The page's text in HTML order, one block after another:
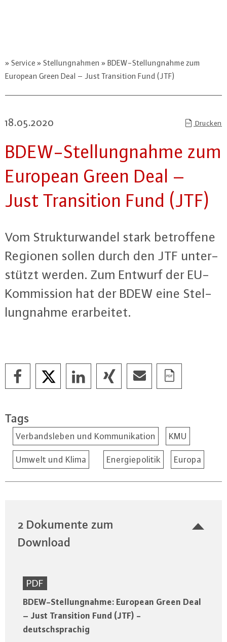
Service Stellungnahmen
BDEW-Stellungnahme zum
European Green Deal – Just Transition Fund (JTF)
18.05.2020 Drucken
BDEW-Stel­lung­nah­me zum
European Green Deal –
Just Tran­si­ti­on Fund (JTF)
Vom Struk­tur­wan­del stark be­trof­fe­ne
Regionen sollen durch den JTF un­ter­
stützt werden. Zum Entwurf der EU-
Kom­mis­si­on hat der BDEW eine Stel­
lung­nah­me er­ar­bei­tet.
Tags
Verbandsleben und Kommunikation KMU
Umwelt und Klima Energiepolitik Europa
2 Dokumente zum
Download
PDF
BDEW-Stellungnahme: European Green Deal
– Just Transition Fund (JTF) -
deutschsprachig